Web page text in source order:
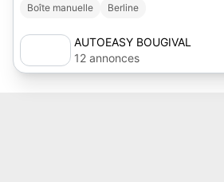
Boîte manuelle
Berline
AUTOEASY BOUGIVAL
12 annonces